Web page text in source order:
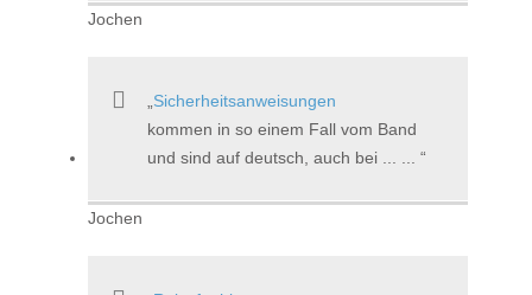
Jochen
Sicherheitsanweisungen
kommen in so einem Fall vom Band
und sind auf deutsch, auch bei ... ...
Jochen